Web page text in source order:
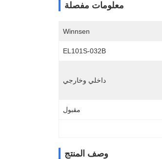
معلومات مفصلة
Winnsen
EL101S-032B
داخلي وخارجي
مقبول
وصف المنتج